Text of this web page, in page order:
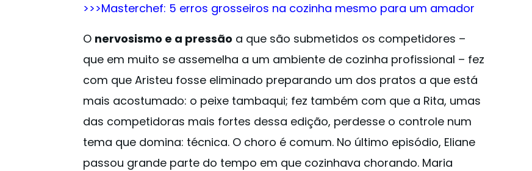
>>>Masterchef: 5 erros grosseiros na cozinha mesmo para um amador
O nervosismo e a pressão a que são submetidos os competidores –
que em muito se assemelha a um ambiente de cozinha profissional – fez
com que Aristeu fosse eliminado preparando um dos pratos a que está
mais acostumado: o peixe tambaqui; fez também com que a Rita, umas
das competidoras mais fortes dessa edição, perdesse o controle num
tema que domina: técnica. O choro é comum. No último episódio, Eliane
passou grande parte do tempo em que cozinhava chorando. Maria